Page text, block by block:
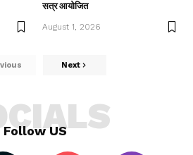
सत्र आयोजित
August 1, 2026
Next
Follow US